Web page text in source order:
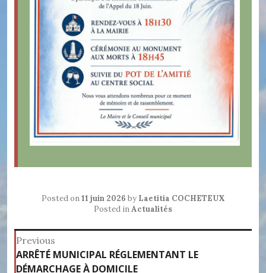
Posted on11 juin 2026 by Laetitia COCHETEUX
Posted inActualités
Navigation
de
Previous
Previous
post:
ARRÊTÉ MUNICIPAL RÉGLEMENTANT LE
DÉMARCHAGE À DOMICILE